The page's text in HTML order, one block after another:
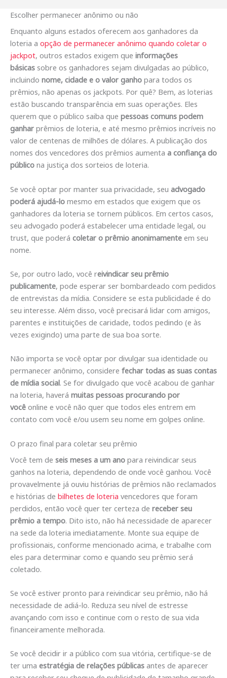
Escolher permanecer anônimo ou não
Enquanto alguns estados oferecem aos ganhadores da
loteria a opção de permanecer anônimo quando coletar o
jackpot, outros estados exigem que informações
básicas sobre os ganhadores sejam divulgadas ao público,
incluindo nome, cidade e o valor ganho para todos os
prêmios, não apenas os jackpots. Por quê? Bem, as loterias
estão buscando transparência em suas operações. Eles
querem que o público saiba que pessoas comuns podem
ganhar prêmios de loteria, e até mesmo prêmios incríveis no
valor de centenas de milhões de dólares. A publicação dos
nomes dos vencedores dos prêmios aumenta a confiança do
público na justiça dos sorteios de loteria.
Se você optar por manter sua privacidade, seu advogado
poderá ajudá-lo mesmo em estados que exigem que os
ganhadores da loteria se tornem públicos. Em certos casos,
seu advogado poderá estabelecer uma entidade legal, ou
trust, que poderá coletar o prêmio anonimamente em seu
nome.
Se, por outro lado, você reivindicar seu prêmio
publicamente, pode esperar ser bombardeado com pedidos
de entrevistas da mídia. Considere se esta publicidade é do
seu interesse. Além disso, você precisará lidar com amigos,
parentes e instituições de caridade, todos pedindo (e às
vezes exigindo) uma parte de sua boa sorte.
Não importa se você optar por divulgar sua identidade ou
permanecer anônimo, considere fechar todas as suas contas
de mídia social. Se for divulgado que você acabou de ganhar
na loteria, haverá muitas pessoas procurando por
você online e você não quer que todos eles entrem em
contato com você e/ou usem seu nome em golpes online.
O prazo final para coletar seu prêmio
Você tem de seis meses a um ano para reivindicar seus
ganhos na loteria, dependendo de onde você ganhou. Você
provavelmente já ouviu histórias de prêmios não reclamados
e histórias de bilhetes de loteria vencedores que foram
perdidos, então você quer ter certeza de receber seu
prêmio a tempo. Dito isto, não há necessidade de aparecer
na sede da loteria imediatamente. Monte sua equipe de
profissionais, conforme mencionado acima, e trabalhe com
eles para determinar como e quando seu prêmio será
coletado.
Se você estiver pronto para reivindicar seu prêmio, não há
necessidade de adiá-lo. Reduza seu nível de estresse
avançando com isso e continue com o resto de sua vida
financeiramente melhorada.
Se você decidir ir a público com sua vitória, certifique-se de
ter uma estratégia de relações públicas antes de aparecer